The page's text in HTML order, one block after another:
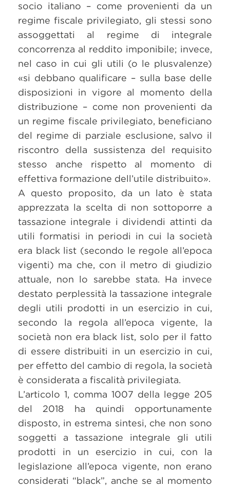
socio italiano – come provenienti da un
regime fiscale privilegiato, gli stessi sono
assoggettati al regime di integrale
concorrenza al reddito imponibile; invece,
nel caso in cui gli utili (o le plusvalenze)
«si debbano qualificare – sulla base delle
disposizioni in vigore al momento della
distribuzione – come non provenienti da
un regime fiscale privilegiato, beneficiano
del regime di parziale esclusione, salvo il
riscontro della sussistenza del requisito
stesso anche rispetto al momento di
effettiva formazione dell’utile distribuito».
A questo proposito, da un lato è stata
apprezzata la scelta di non sottoporre a
tassazione integrale i dividendi attinti da
utili formatisi in periodi in cui la società
era black list (secondo le regole all’epoca
vigenti) ma che, con il metro di giudizio
attuale, non lo sarebbe stata. Ha invece
destato perplessità la tassazione integrale
degli utili prodotti in un esercizio in cui,
secondo la regola all’epoca vigente, la
società non era black list, solo per il fatto
di essere distribuiti in un esercizio in cui,
per effetto del cambio di regola, la società
è considerata a fiscalità privilegiata.
L’articolo 1, comma 1007 della legge 205
del 2018 ha quindi opportunamente
disposto, in estrema sintesi, che non sono
soggetti a tassazione integrale gli utili
prodotti in un esercizio in cui, con la
legislazione all’epoca vigente, non erano
considerati “black”, anche se al momento